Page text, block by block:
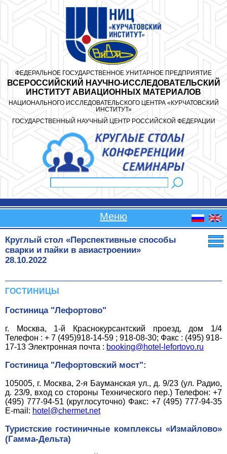
ФЕДЕРАЛЬНОЕ ГОСУДАРСТВЕННОЕ УНИТАРНОЕ ПРЕДПРИЯТИЕ
ВСЕРОССИЙСКИЙ НАУЧНО-ИССЛЕДОВАТЕЛЬСКИЙ
ИНСТИТУТ АВИАЦИОННЫХ МАТЕРИАЛОВ
НАЦИОНАЛЬНОГО ИССЛЕДОВАТЕЛЬСКОГО ЦЕНТРА «КУРЧАТОВСКИЙ
ИНСТИТУТ»
ГОСУДАРСТВЕННЫЙ НАУЧНЫЙ ЦЕНТР РОССИЙСКОЙ ФЕДЕРАЦИИ
Форма поиска
Меню
Круглый стол «Перспективные способы
сварки и пайки в авиастроении»
28.10.2022
ГОСТИНИЦЫ
Гостиница "Лефортово"
г. Москва, 1-й Краснокурсантский проезд, дом 1/4
Телефон : + 7 (495)918-14-59 ; 918-08-30; Факс : (495) 918-
17-13 Электронная почта : booking@hotel-lefortovo.ru
Гостиница "Лефортовский мост":
105005, г. Москва, 2-я Бауманская ул., д. 9/23 (ул. Радио,
д. 23/9, вход со стороны Технического пер.) Телефон: +7
(495) 777-94-51 (круглосуточно) Факс: +7 (495) 777-94-35
E-mail: hotel@chermet.net
Туристские гостиничные комплексы «Измайлово»
(Гамма-Дельта)